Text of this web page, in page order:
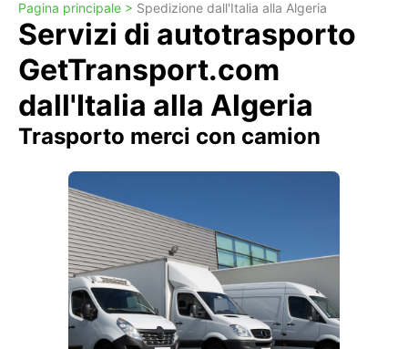
Pagina principale > Spedizione dall'Italia alla Algeria
Servizi di autotrasporto
GetTransport.com
dall'Italia alla Algeria
Trasporto merci con camion